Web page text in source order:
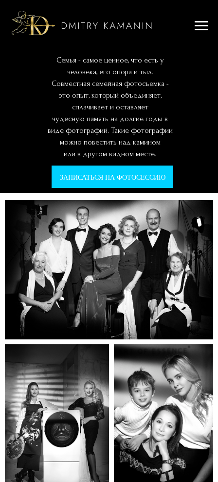
Семья - самое ценное, что есть у
человека, его опора и тыл.
Совместная семейная фотосъемка -
это опыт, который объединяет,
сплачивает и оставляет
чудесную память на долгие годы в
виде фотографий. Такие фотографии
можно повестить над камином
или в другом видном месте.
ЗАПИСАТЬСЯ НА ФОТОСЕССИЮ